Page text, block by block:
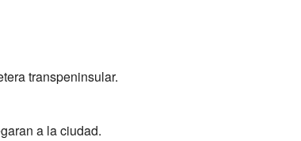
transpeninsular.
a la ciudad.